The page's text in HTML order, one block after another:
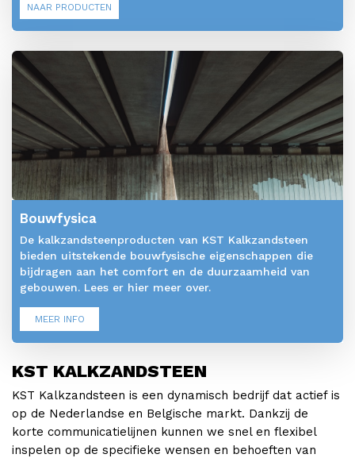
NAAR PRODUCTEN
Bouwfysica
De kalkzandsteenproducten van KST Kalkzandsteen
bieden uitstekende bouwfysische eigenschappen die
bijdragen aan het comfort en de duurzaamheid van
gebouwen. Lees er hier meer over.
MEER INFO
KST KALKZANDSTEEN
KST Kalkzandsteen is een dynamisch bedrijf dat actief is
op de Nederlandse en Belgische markt. Dankzij de
korte communicatielijnen kunnen we snel en flexibel
inspelen op de specifieke wensen en behoeften van